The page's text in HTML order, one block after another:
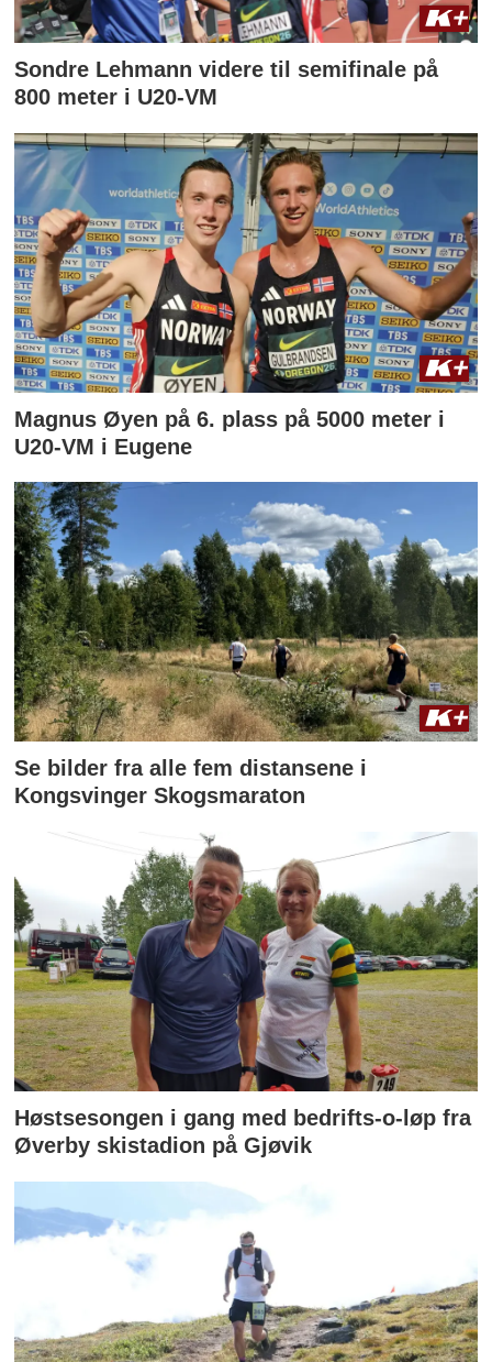
Sondre Lehmann videre til semifinale på
800 meter i U20-VM
Magnus Øyen på 6. plass på 5000 meter i
U20-VM i Eugene
Se bilder fra alle fem distansene i
Kongsvinger Skogsmaraton
Høstsesongen i gang med bedrifts-o-løp fra
Øverby skistadion på Gjøvik